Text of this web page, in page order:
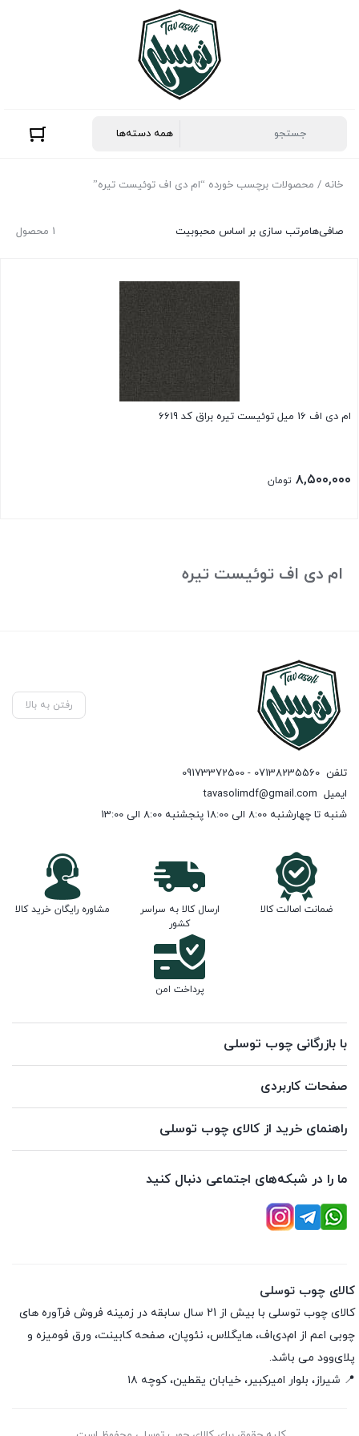
خانه / محصولات برچسب خورده “ام دی اف توئیست تیره”
1 محصول صافی‌هامرتب سازی بر اساس محبوبیت
ام دی اف 16 میل توئیست تیره براق کد 6619
۸,۵۰۰,۰۰۰ تومان
ام دی اف توئیست تیره
رفتن به بالا
تلفن 07138235560 - 09173372500
ایمیل tavasolimdf@gmail.com
شنبه تا چهارشنبه 8:00 الی 18:00 پنجشنبه 8:00 الی 13:00
ضمانت اصالت کالا
ارسال کالا به سراسر
کشور
مشاوره رایگان خرید کالا
پرداخت امن
با بازرگانی چوب توسلی
صفحات کاربردی
راهنمای خرید از کالای چوب توسلی
ما را در شبکه‌های اجتماعی دنبال کنید
کالای چوب توسلی
کالای چوب توسلی با بیش از 21 سال سابقه در زمینه فروش فرآوره های
چوبی اعم از ام‌دی‌اف، هایگلاس، نئوپان، صفحه کابینت، ورق فومیزه و
پلای‌وود می باشد.
📍 شیراز، بلوار امیرکبیر، خیابان یقطین، کوچه ۱۸